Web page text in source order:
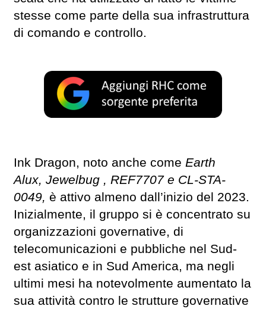
stesse come parte della sua infrastruttura
di comando e controllo.
Ink Dragon, noto anche come Earth
Alux, Jewelbug , REF7707 e CL-STA-
0049, è attivo almeno dall’inizio del 2023.
Inizialmente, il gruppo si è concentrato su
organizzazioni governative, di
telecomunicazioni e pubbliche nel Sud-
est asiatico e in Sud America, ma negli
ultimi mesi ha notevolmente aumentato la
sua attività contro le strutture governative